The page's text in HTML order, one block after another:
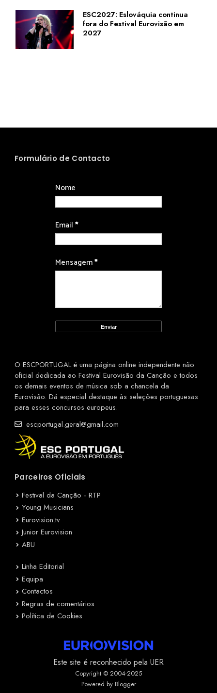
ESC2027: Eslováquia continua
fora do Festival Eurovisão em
2027
Formulário de Contacto
Nome
Email*
Mensagem*
O ESCPORTUGAL é uma página online independente não
oficial dedicada ao Festival Eurovisão da Canção e todos
os demais eventos de música sob a chancela da
Eurovisão. Dá especial destaque às seleções portuguesas
para esses concursos europeus.
escportugal.geral@gmail.com
Parceiros Oficiais
Festival da Canção - RTP
Young Musicians
Eurovision.tv
Junior Eurovision
ABU
Linha Editorial
Equipa
Contactos
Regras de comentários
Política de Cookies
Este site é reconhecido pela UER
Copyright © 2004-2025
Powered by Blogger